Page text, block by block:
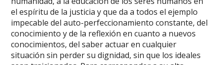
el espíritu de la justicia y que da a todos el ejemplo
impecable del auto-perfeccionamiento constante, del
conocimiento y de la reflexión en cuanto a nuevos
conocimientos, del saber actuar en cualquier
situación sin perder su dignidad, sin que los ideales